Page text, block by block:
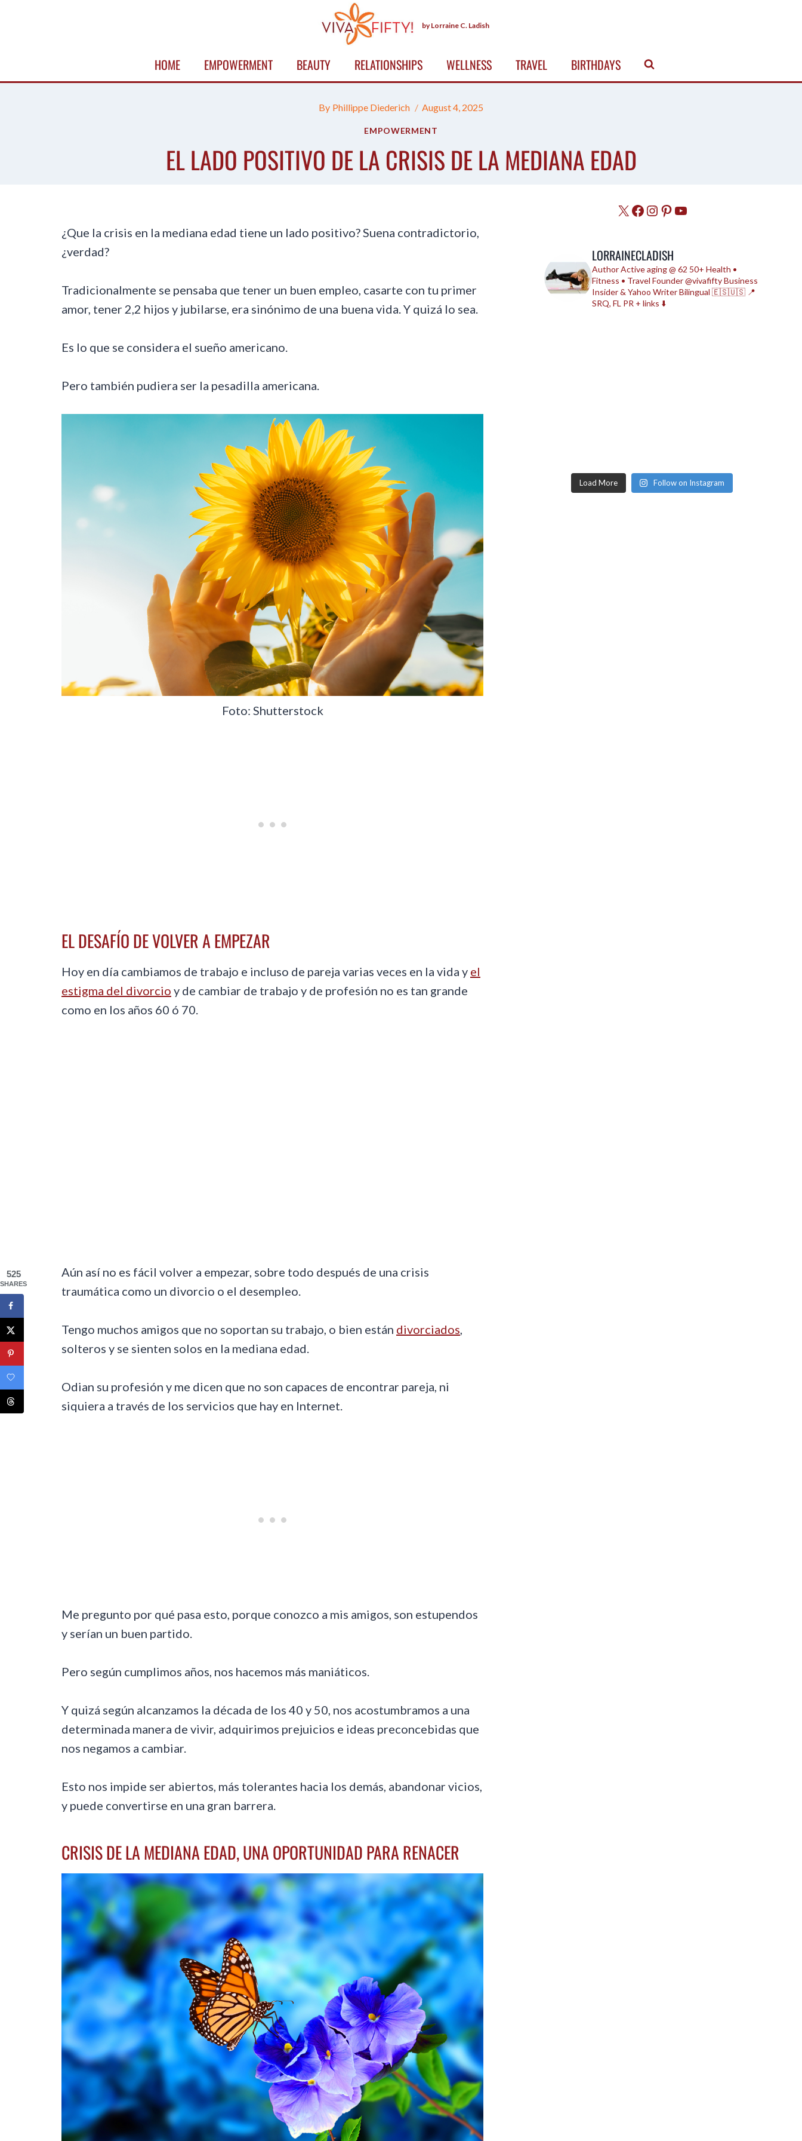
by Lorraine C. Ladish
HOME EMPOWERMENT BEAUTY RELATIONSHIPS WELLNESS TRAVEL BIRTHDAYS
By Phillippe Diederich August 4, 2025
EMPOWERMENT
EL LADO POSITIVO DE LA CRISIS DE LA MEDIANA EDAD
¿Que la crisis en la mediana edad tiene un lado positivo? Suena contradictorio,
¿verdad?
Tradicionalmente se pensaba que tener un buen empleo, casarte con tu primer
amor, tener 2,2 hijos y jubilarse, era sinónimo de una buena vida. Y quizá lo sea.
Es lo que se considera el sueño americano.
Pero también pudiera ser la pesadilla americana.
Foto: Shutterstock
EL DESAFÍO DE VOLVER A EMPEZAR
Hoy en día cambiamos de trabajo e incluso de pareja varias veces en la vida y el
estigma del divorcio y de cambiar de trabajo y de profesión no es tan grande
como en los años 60 ó 70.
Aún así no es fácil volver a empezar, sobre todo después de una crisis
traumática como un divorcio o el desempleo.
Tengo muchos amigos que no soportan su trabajo, o bien están divorciados,
solteros y se sienten solos en la mediana edad.
Odian su profesión y me dicen que no son capaces de encontrar pareja, ni
siquiera a través de los servicios que hay en Internet.
Me pregunto por qué pasa esto, porque conozco a mis amigos, son estupendos
y serían un buen partido.
Pero según cumplimos años, nos hacemos más maniáticos.
Y quizá según alcanzamos la década de los 40 y 50, nos acostumbramos a una
determinada manera de vivir, adquirimos prejuicios e ideas preconcebidas que
nos negamos a cambiar.
Esto nos impide ser abiertos, más tolerantes hacia los demás, abandonar vicios,
y puede convertirse en una gran barrera.
CRISIS DE LA MEDIANA EDAD, UNA OPORTUNIDAD PARA RENACER
X Facebook
Instagram
Pinterest
YouTube
LORRAINECLADISH
AuthorActive aging @ 62 50+ Health •
Fitness • TravelFounder @vivafiftyBusiness
Insider & Yahoo WriterBilingual 🇪🇸🇺🇸 📍
SRQ, FL PR + links ⬇️
Load More Follow on Instagram
525
SHARES